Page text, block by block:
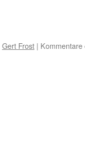
Gert Frost | Kommentare